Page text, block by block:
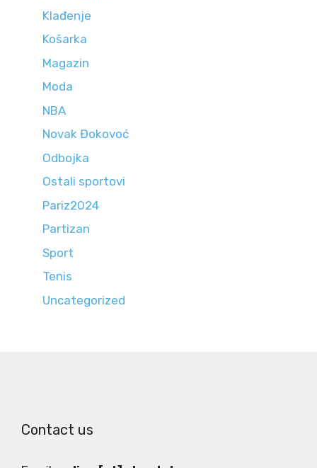
Klađenje
Košarka
Magazin
Moda
NBA
Novak Đokovoć
Odbojka
Ostali sportovi
Pariz2024
Partizan
Sport
Tenis
Uncategorized
Contact us